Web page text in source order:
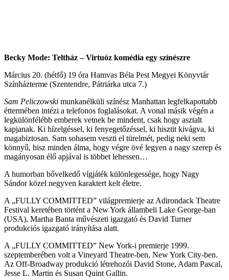
Becky Mode: Teltház – Virtuóz komédia egy színészre
Március 20. (hétfő) 19 óra Hamvas Béla Pest Megyei Könyvtár
Színházterme (Szentendre, Pátriárka utca 7.)
Sam Peliczowski munkanélküli színész Manhattan legfelkapottabb
éttermében intézi a telefonos foglalásokat. A vonal másik végén a
legkülönfélébb emberek vetnek be mindent, csak hogy asztalt
kapjanak. Ki hízelgéssel, ki fenyegetőzéssel, ki hisztit kivágva, ki
magabiztosan. Sam sohasem veszti el türelmét, pedig neki sem
könnyű, hisz minden álma, hogy végre övé legyen a nagy szerep és
magányosan élő apjával is többet lehessen…
A humorban bővelkedő vígjáték különlegessége, hogy Nagy
Sándor közel negyven karaktert kelt életre.
A „FULLY COMMITTED” világpremierje az Adirondack Theatre
Festival keretében történt a New York állambeli Lake George-ban
(USA), Martha Banta művészeti igazgató és David Turner
produkciós igazgató irányítása alatt.
A „FULLY COMMITTED” New York-i premierje 1999.
szeptemberében volt a Vineyard Theatre-ben, New York City-ben.
Az Off-Broadway produkció létrehozói David Stone, Adam Pascal,
Jesse L. Martin és Susan Quint Gallin.